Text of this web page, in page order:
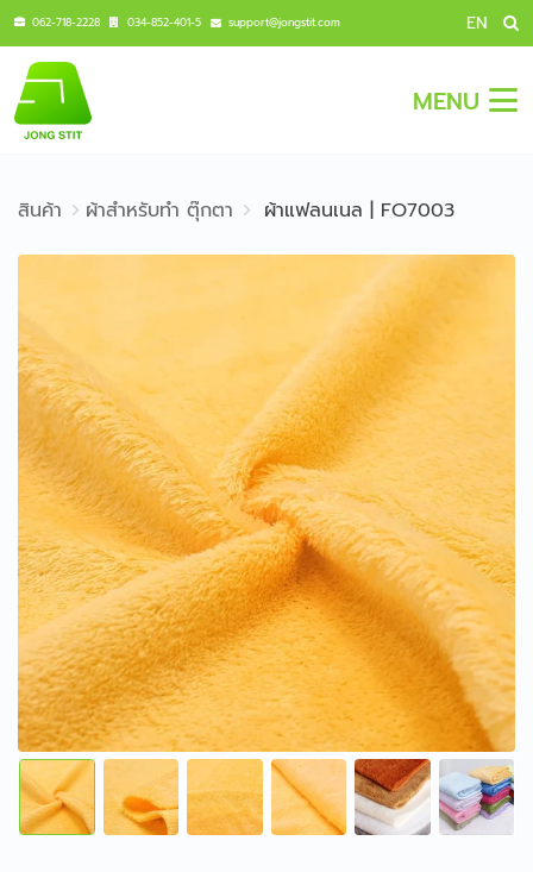
062-718-2228 034-852-401-5 support@jongstit.com EN
MENU
สินค้า ผ้าสำหรับทำ ตุ๊กตา ผ้าแฟลนเนล | FO7003